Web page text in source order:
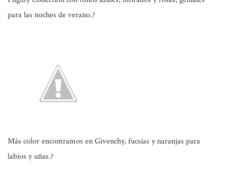
para las noches de verano.?
Más color encontramos en Givenchy, fucsias y naranjas para
labios y uñas.?